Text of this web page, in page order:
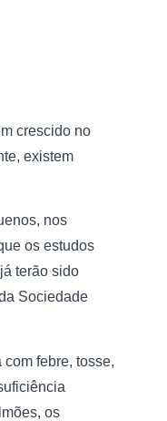
crescido no
existem
nos
os estudos
terão sido
Sociedade
febre, tosse,
os